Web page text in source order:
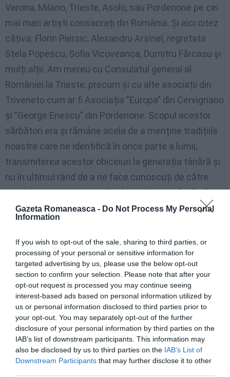
Gazeta Romaneasca - Do Not Process My Personal
Information
If you wish to opt-out of the sale, sharing to third parties, or
processing of your personal or sensitive information for
targeted advertising by us, please use the below opt-out
section to confirm your selection. Please note that after your
opt-out request is processed you may continue seeing
interest-based ads based on personal information utilized by
us or personal information disclosed to third parties prior to
your opt-out. You may separately opt-out of the further
disclosure of your personal information by third parties on the
IAB’s list of downstream participants. This information may
also be disclosed by us to third parties on the IAB’s List of
Downstream Participants that may further disclose it to other
Verona, Milano, Trieste, Asolo, sau Pordenone pe cei
mai mari artiști consacrați din România. Și aici citez
câțiva: Florin Piersic, Alexandru Arșinel, regretata
Stela Popescu, Sofia Vicoveanca, Dumitru Fărcasu și
mulți alții. Am mereu cu Consulatul general al
României la Trieste, precum și cu alte asociații din
Triveneto cum ar fi Asociația ”Europa” din Cervignano
și ”George Enescu” din Pordenone. Scopul acestor
sărbători era și rămâne acela de a menține tradițiile
noastre care ne identifică în orice parte a lumii,
transmiterea acestor obiceiuri la generația tânără și
nu în ultimul rând de a ne face cunoscuți de către
autohtoni cu speranța că neîncrederea și frică către
cel diferit, poate fi un pic ”domesticită”.
adolescenți care în fiecare an sunt pe scenă, și un
ansamblu de dansuri că să-i învătăm minunatele
noastre jocuri folclorice. Toate aceste evenimente
nu ar fi posibile dacă în spatele meu și asociației nu
ar fi o echipă de oameni cu disponibilitate,
sârguincioși și plini de devotament care dedică din
timpul prețios pentru comunitate și binele comun.
Dorim să continuăm și pe viitor, să colaborăm cu